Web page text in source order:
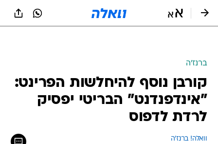
ברנז'ה
קורבן נוסף להיחלשות הפרינט:
"אינדפנדנט" הבריטי יפסיק
לרדת לדפוס
וואלה! ברנז'ה